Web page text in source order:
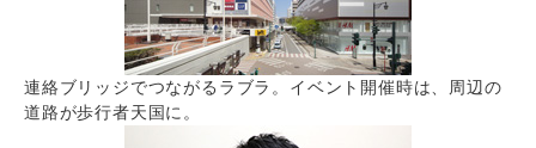
連絡ブリッジでつながるラブラ。イベント開催時は、周辺の
道路が歩行者天国に。